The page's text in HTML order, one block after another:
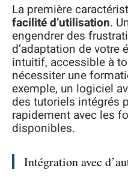
La première
facilité d’utilisation.
engendrer des
d’adaptation de votre
intuitif, accessible à
nécessiter une
exemple, un logiciel
des tutoriels intégrés
rapidement avec les
disponibles.
Intégration avec